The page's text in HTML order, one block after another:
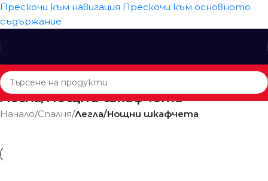
Прескочи към навигация Прескочи към основното
съдържание
Легла/Нощни шкафчета
Начало/Спалня/Легла/Нощни шкафчета